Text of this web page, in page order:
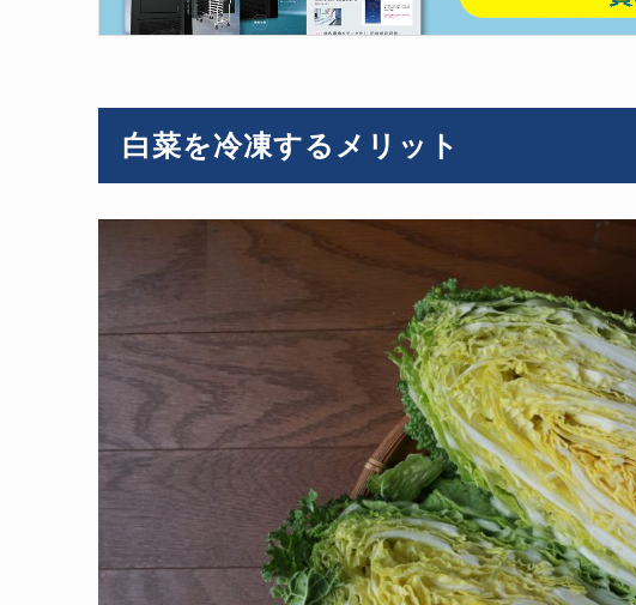
白菜を冷凍するメリット